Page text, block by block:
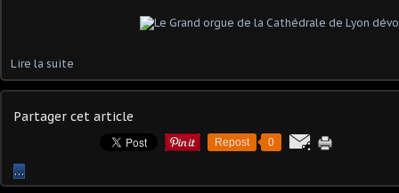
Lire la suite
Partager cet article
Repost 0
…